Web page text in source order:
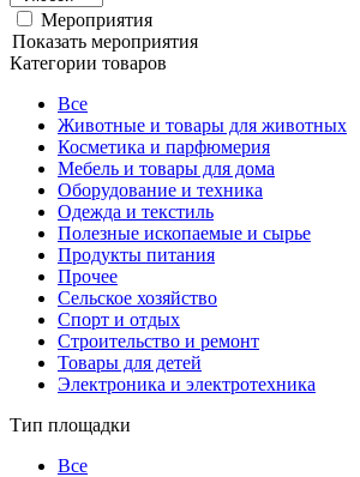
Мероприятия
Показать мероприятия
Категории товаров
Все
Животные и товары для животных
Косметика и парфюмерия
Мебель и товары для дома
Оборудование и техника
Одежда и текстиль
Полезные ископаемые и сырье
Продукты питания
Прочее
Сельское хозяйство
Спорт и отдых
Строительство и ремонт
Товары для детей
Электроника и электротехника
Тип площадки
Все